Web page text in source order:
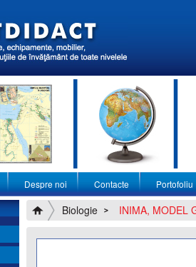
Despre noi Contacte
Portofoliu
Biologie INIMA, MODEL